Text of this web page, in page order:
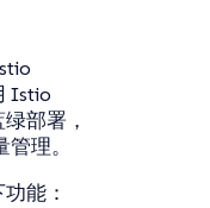
Istio
部署，
理。
能：